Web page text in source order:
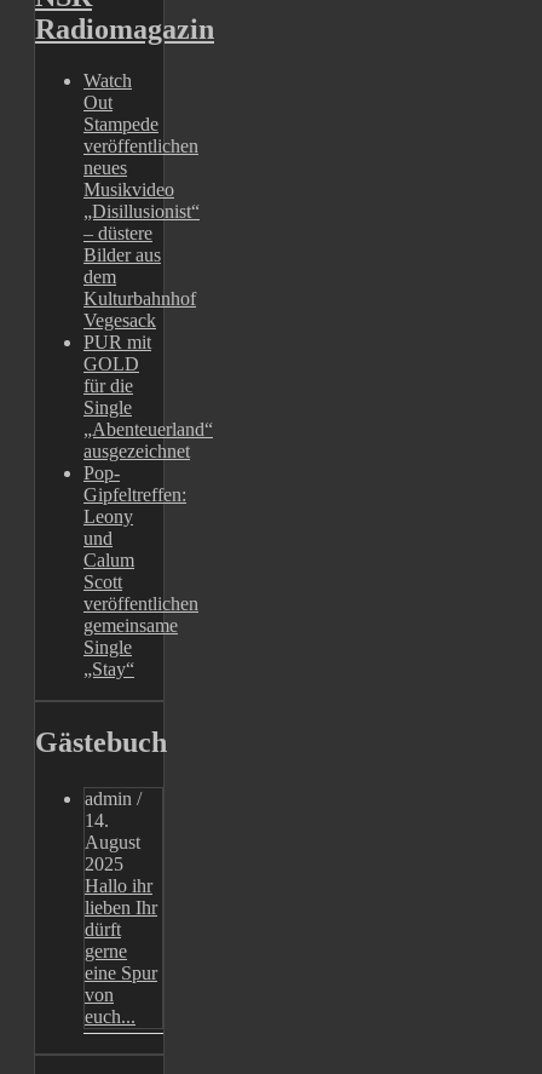
Radiomagazin
Watch
Out
Stampede
veröffentlichen
neues
Musikvideo
„Disillusionist“
– düstere
Bilder aus
dem
Kulturbahnhof
Vegesack
PUR mit
GOLD
für die
Single
„Abenteuerland“
ausgezeichnet
Pop-
Gipfeltreffen:
Leony
und
Calum
Scott
veröffentlichen
gemeinsame
Single
„Stay“
Gästebuch
admin /
14.
August
2025
Hallo ihr
lieben Ihr
dürft
gerne
eine Spur
von
euch...